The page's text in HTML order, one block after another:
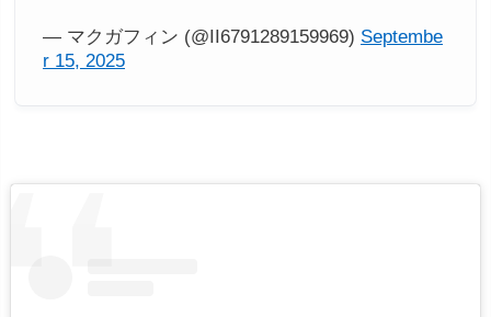
— マクガフィン (@II6791289159969) Septembe
r 15, 2025